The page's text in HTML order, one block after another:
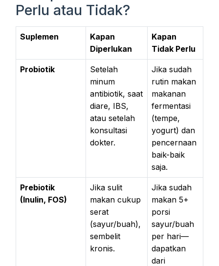
Perlu atau Tidak?
Suplemen
Kapan
Diperlukan
Kapan
Tidak Perlu
Probiotik
Setelah
minum
antibiotik, saat
diare, IBS,
atau setelah
konsultasi
dokter.
Jika sudah
rutin makan
makanan
fermentasi
(tempe,
yogurt) dan
pencernaan
baik-baik
saja.
Prebiotik
(Inulin, FOS)
Jika sulit
makan cukup
serat
(sayur/buah),
sembelit
kronis.
Jika sudah
makan 5+
porsi
sayur/buah
per hari—
dapatkan
dari